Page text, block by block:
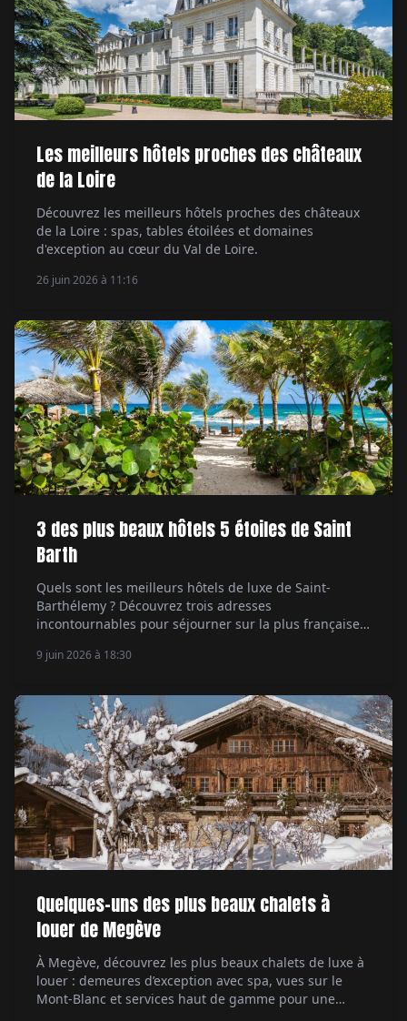
Les meilleurs hôtels proches des châteaux
de la Loire
Découvrez les meilleurs hôtels proches des châteaux
de la Loire : spas, tables étoilées et domaines
d'exception au cœur du Val de Loire.
26 juin 2026 à 11:16
3 des plus beaux hôtels 5 étoiles de Saint
Barth
Quels sont les meilleurs hôtels de luxe de Saint-
Barthélemy ? Découvrez trois adresses
incontournables pour séjourner sur la plus française
9 juin 2026 à 18:30
Quelques-uns des plus beaux chalets à
louer de Megève
À Megève, découvrez les plus beaux chalets de luxe à
louer : demeures d’exception avec spa, vues sur le
Mont-Blanc et services haut de gamme pour une